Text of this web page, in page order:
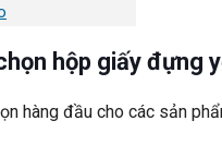
hộp giấy đựng
hàng đầu cho các sản